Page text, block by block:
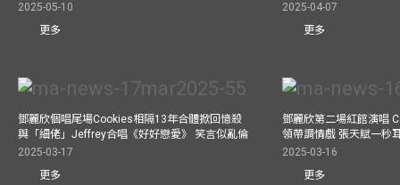
2025-05-10
更多
2025-04-07
更多
鄧麗欣個唱尾場Cookies相隔13年合體掀回憶殺
與「細佬」Jeffrey合唱《好好戀愛》 笑言似亂倫
2025-03-17
更多
鄧麗欣第二場紅館演唱
領帶調情戲 張天賦一秒
2025-03-16
更多